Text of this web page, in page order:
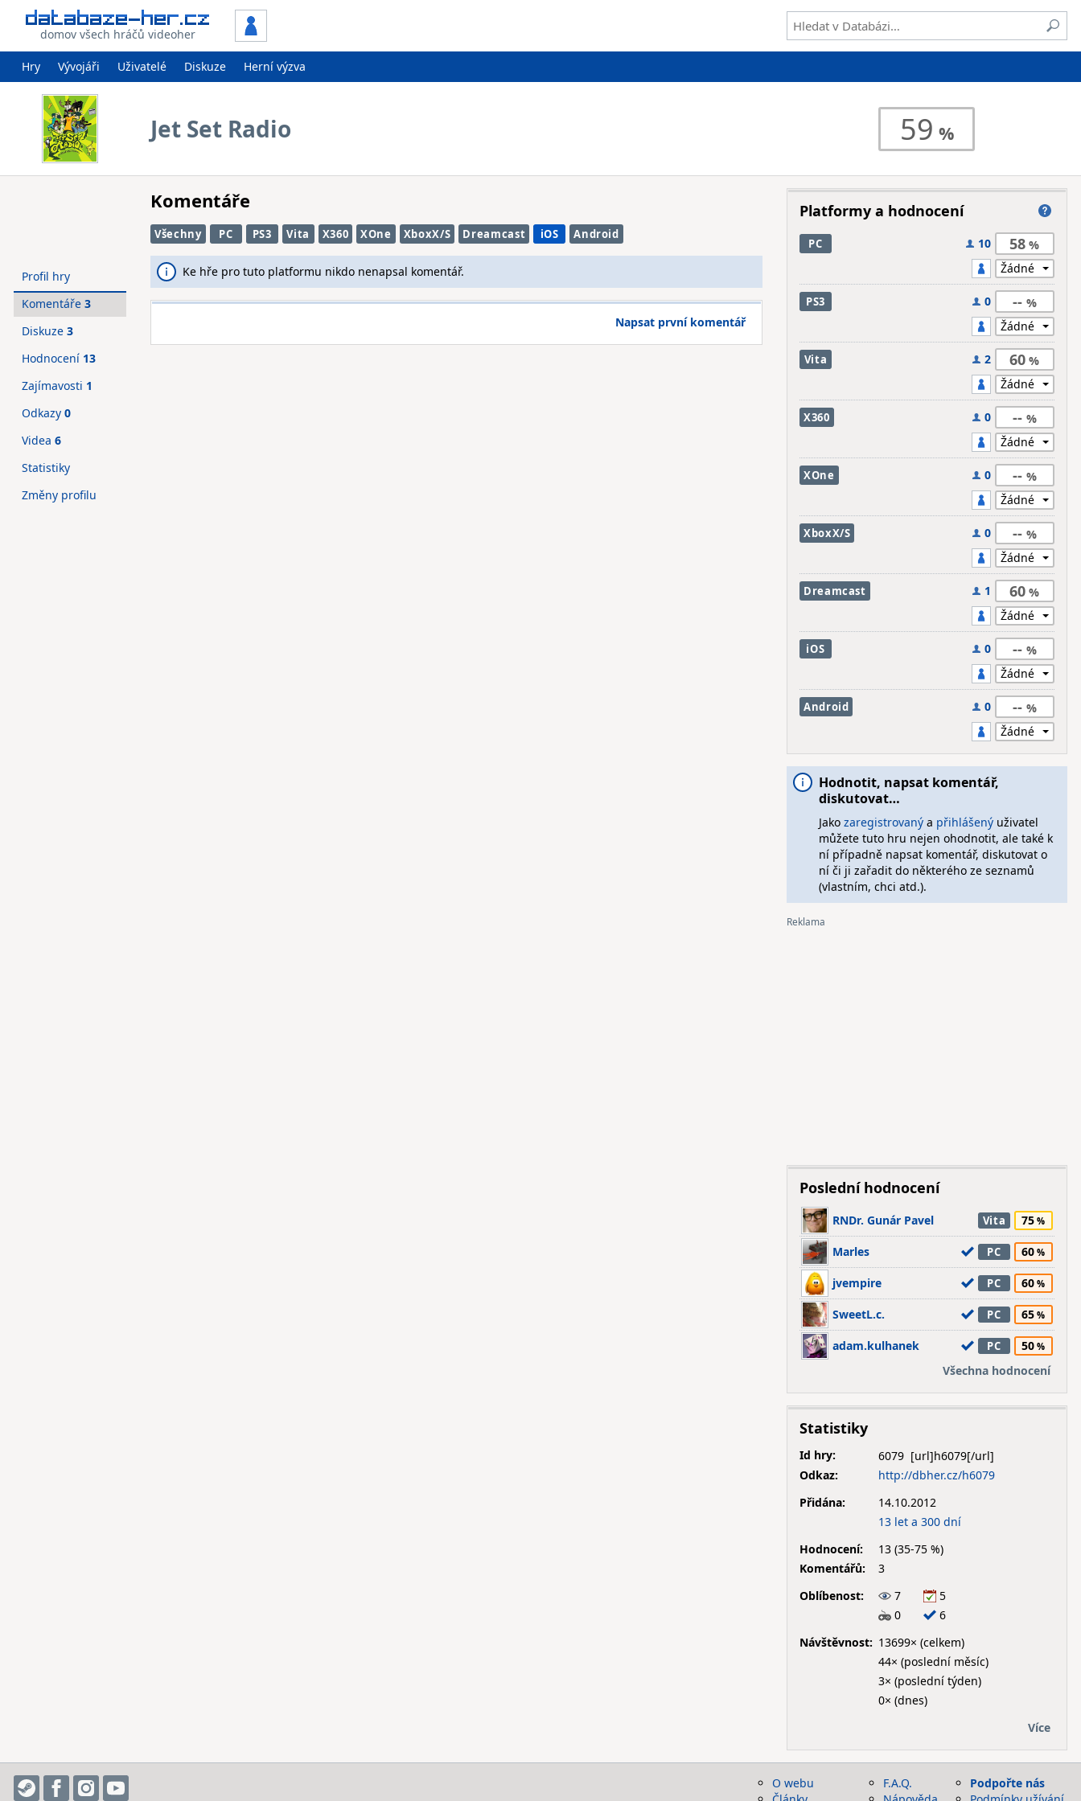
domov všech hráčů videoher
Hry Vývojáři Uživatelé Diskuze Herní výzva
Jet Set Radio 59
Komentáře
Všechny PC PS3 Vita X360 XOne XboxX/S Dreamcast iOS Android
Ke hře pro tuto platformu nikdo nenapsal komentář.
Napsat první komentář
Profil hry
Komentáře 3
Diskuze 3
Hodnocení 13
Zajímavosti 1
Odkazy 0
Videa 6
Statistiky
Změny profilu
Platformy a hodnocení
PC 10 58
PS3 0 --
Vita 2 60
X360 0 --
XOne 0 --
XboxX/S 0 --
Dreamcast 1 60
iOS 0 --
Android 0 --
Hodnotit, napsat komentář,
diskutovat…
Jako zaregistrovanýa přihlášenýuživatel
můžete tuto hru nejen ohodnotit, ale také k
ní případně napsat komentář, diskutovat o
ní či ji zařadit do některého ze seznamů
(vlastním, chci atd.).
Poslední hodnocení
RNDr. Gunár Pavel Vita 75
Marles PC 60
jvempire PC 60
SweetL.c. PC 65
adam.kulhanek PC
50
Všechna hodnocení
Statistiky
Id hry:
6079
Odkaz:
http://dbher.cz/h6079
Přidána:
14.10.2012
13 let a 300 dní
Hodnocení:
13 (35-75 %)
Komentářů:
3
Oblíbenost:
7
5
0
6
Návštěvnost: 13699× (celkem)
44× (poslední měsíc)
3× (poslední týden)
0× (dnes)
Více
O webu
F.A.Q.
Podpořte nás